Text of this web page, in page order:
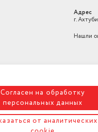
Адрес
г.
Нашли
Согласен на обработку
персональных данных
от аналитических